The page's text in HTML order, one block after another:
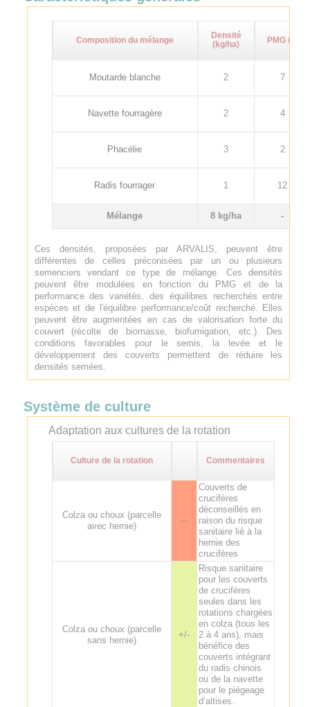
Composition du mélange
Densité
(kg/ha)
PMG (g)
Moutarde blanche 2 7
Navette fourragère 2 4
Phacélie 3 2
Radis fourrager 1 12
Mélange 8 kg/ha -
Ces densités, proposées par ARVALIS, peuvent être
différentes de celles préconisées par un ou plusieurs
semenciers vendant ce type de mélange. Ces densités
peuvent être modulées en fonction du PMG et de la
performance des variétés, des équilibres recherchés entre
espèces et de l'équilibre performance/coût recherché. Elles
peuvent être augmentées en cas de valorisation forte du
couvert (récolte de biomasse, biofumigation, etc.). Des
conditions favorables pour le semis, la levée et le
développement des couverts permettent de réduire les
densités semées.
Système de culture
Adaptation aux cultures de la rotation
Culture de la rotation Commentaires
Colza ou choux (parcelle
avec hernie)
--
Couverts de
crucifères
déconseillés en
raison du risque
sanitaire lié à la
hernie des
crucifères
Colza ou choux (parcelle
sans hernie)
+/-
Risque sanitaire
pour les couverts
de crucifères
seules dans les
rotations chargées
en colza (tous les
2 à 4 ans), mais
bénéfice des
couverts intégrant
du radis chinois
ou de la navette
pour le piégeage
d’altises.